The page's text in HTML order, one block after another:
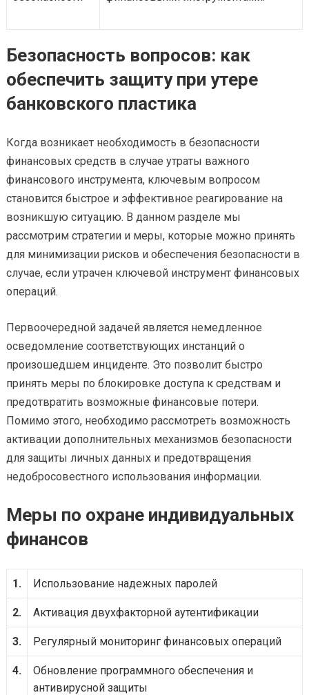
Безопасность вопросов: как
обеспечить защиту при утере
банковского пластика
Когда возникает необходимость в безопасности
финансовых средств в случае утраты важного
финансового инструмента, ключевым вопросом
становится быстрое и эффективное реагирование на
возникшую ситуацию. В данном разделе мы
рассмотрим стратегии и меры, которые можно принять
для минимизации рисков и обеспечения безопасности в
случае, если утрачен ключевой инструмент финансовых
операций.
Первоочередной задачей является немедленное
осведомление соответствующих инстанций о
произошедшем инциденте. Это позволит быстро
принять меры по блокировке доступа к средствам и
предотвратить возможные финансовые потери.
Помимо этого, необходимо рассмотреть возможность
активации дополнительных механизмов безопасности
для защиты личных данных и предотвращения
недобросовестного использования информации.
Меры по охране индивидуальных
финансов
1. Использование надежных паролей
2. Активация двухфакторной аутентификации
3. Регулярный мониторинг финансовых операций
4.
Обновление программного обеспечения и
антивирусной защиты